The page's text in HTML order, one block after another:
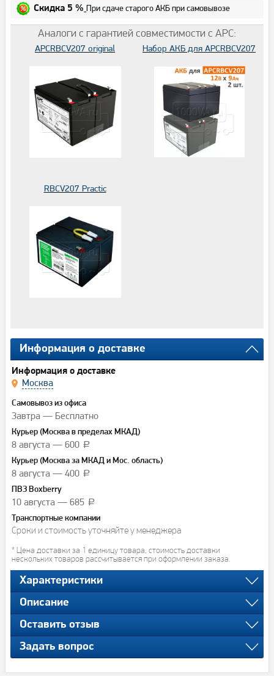
Скидка 5 % При сдаче старого АКБ при самовывозе
Аналоги с гарантией совместимости с APC:
APCRBCV207 original Набор АКБ для APCRBCV207
RBCV207 Practic
Информация о доставке
Информация о доставке
Москва
Самовывоз из офиса
Завтра — Бесплатно
Курьер (Москва в пределах МКАД)
8 августа — 600 a
Курьер (Москва за МКАД и Мос. область)
8 августа — 400 a
ПВЗ Boxberry
10 августа — 685 a
Транспортные компании
Сроки и стоимость уточняйте у менеджера
* Цена доставки за 1 единицу товара, стоимость доставки
нескольких товаров рассчитывается при оформлении заказа.
Характеристики
Описание
Оставить отзыв
Задать вопрос